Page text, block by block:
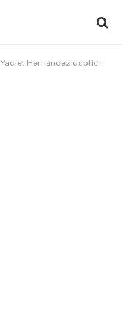
Yadiel Hernández duplica y empuja. Henry Urrutia lleva a 25 encuentros su racha en Lidom